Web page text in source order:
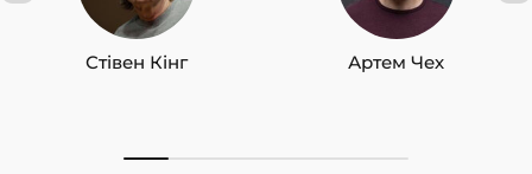
Стівен Кінг Артем Чех